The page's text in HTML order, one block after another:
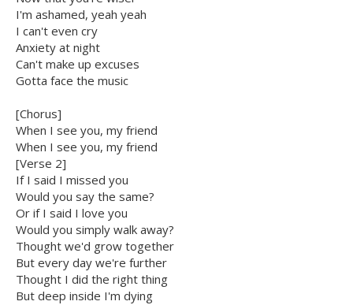
I'm ashamed, yeah yeah
I can't even cry
Anxiety at night
Can't make up excuses
Gotta face the music
[Chorus]
When I see you, my friend
When I see you, my friend
[Verse 2]
If I said I missed you
Would you say the same?
Or if I said I love you
Would you simply walk away?
Thought we'd grow together
But every day we're further
Thought I did the right thing
But deep inside I'm dying